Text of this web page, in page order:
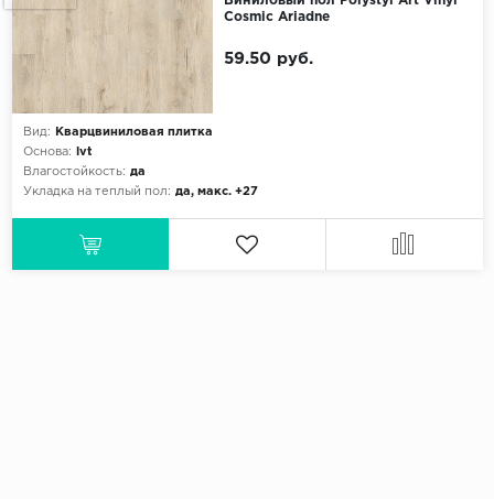
Cosmic Ariadne
Вид:
Кварцвиниловая плитка
Основа:
lvt
Влагостойкость: да
Укладка на теплый пол: да, макс. +27
59.50 руб.